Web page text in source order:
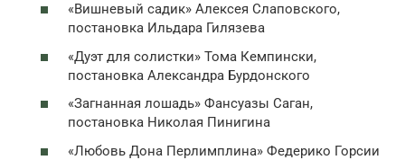
«Вишневый садик» Алексея Слаповского,
постановка Ильдара Гилязева
«Дуэт для солистки» Тома Кемпински,
постановка Александра Бурдонского
«Загнанная лошадь» Фансуазы Саган,
постановка Николая Пинигина
«Любовь Дона Перлимплина» Федерико Горсии